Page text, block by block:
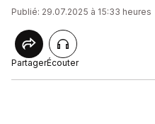
Publié: 29.07.2025 à 15:33 heures
PartagerÉcouter